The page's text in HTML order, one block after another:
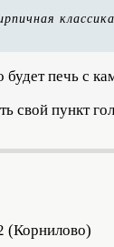
печь с
свой пункт
(Корнилово)